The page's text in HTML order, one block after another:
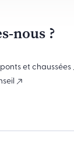
nous ?
et chaussées